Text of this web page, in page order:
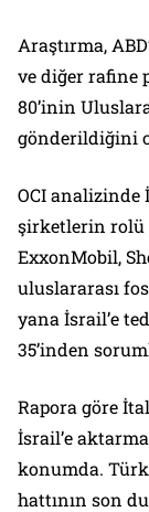
Araştırma,
ve diğer rafine
80’inin
gönderildiğini
OCI analizinde
şirketlerin rolü
ExxonMobil,
uluslararası
yana İsrail’e
35’inden
Rapora göre
İsrail’e
konumda.
hattının son